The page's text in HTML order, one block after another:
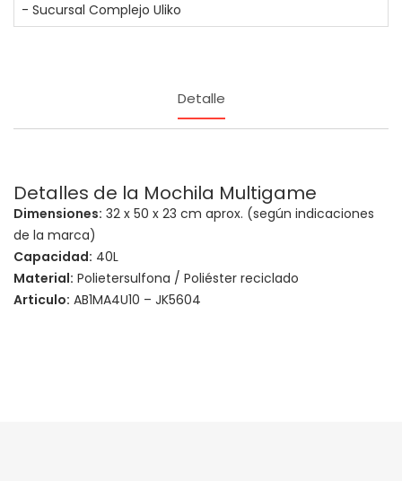
- Sucursal Complejo Uliko
Detalle
Detalles de la Mochila Multigame
Dimensiones: 32 x 50 x 23 cm aprox. (según indicaciones
de la marca)
Capacidad: 40L
Material: Polietersulfona / Poliéster reciclado
Articulo: AB1MA4U10 – JK5604